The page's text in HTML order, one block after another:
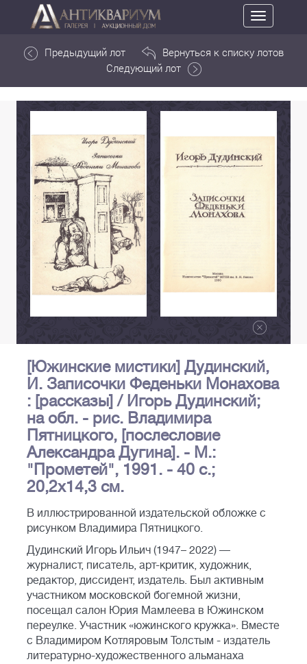
Toggle
navigation
Предыдущий лот
Вернуться к списку лотов
Следующий лот
[Южинские мистики] Дудинский,
И. Записочки Феденьки Монахова
: [рассказы] / Игорь Дудинский;
на обл. - рис. Владимира
Пятницкого, [послесловие
Александра Дугина]. - М.:
"Прометей", 1991. - 40 с.;
20,2х14,3 см.
В иллюстрированной издательской обложке с
рисунком Владимира Пятницкого.
Дудинский Игорь Ильич (1947– 2022) —
журналист, писатель, арт-критик, художник,
редактор, диссидент, издатель. Был активным
участником московской богемной жизни,
посещал салон Юрия Мамлеева в Южинском
переулке. Участник «южинского кружка». Вместе
с Владимиром Котляровым Толстым - издатель
литературно-художественного альманаха